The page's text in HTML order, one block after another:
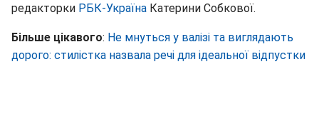
редакторки РБК-Україна Катерини Собкової.
Більше цікавого: Не мнуться у валізі та виглядають
дорого: стилістка назвала речі для ідеальної відпустки